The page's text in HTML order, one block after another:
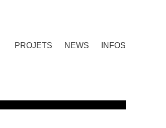
PROJETS NEWS INFOS